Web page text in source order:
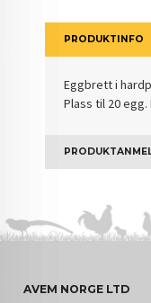
PRODUKTINFO
Eggbrett i
Plass til 20 egg.
AVEM NORGE LTD